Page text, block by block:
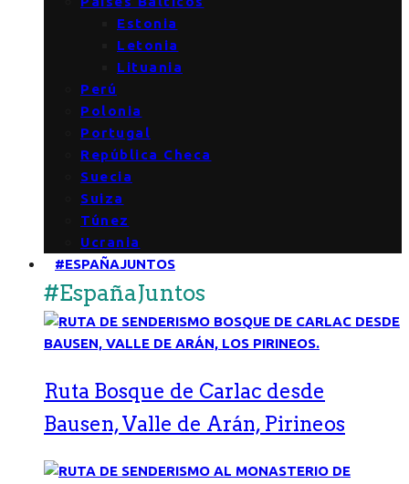
Estonia
Letonia
Lituania
Perú
Polonia
Portugal
República Checa
Suecia
Suiza
Túnez
Ucrania
#ESPAÑAJUNTOS
#EspañaJuntos
Ruta Bosque de Carlac desde
Bausen, Valle de Arán, Pirineos